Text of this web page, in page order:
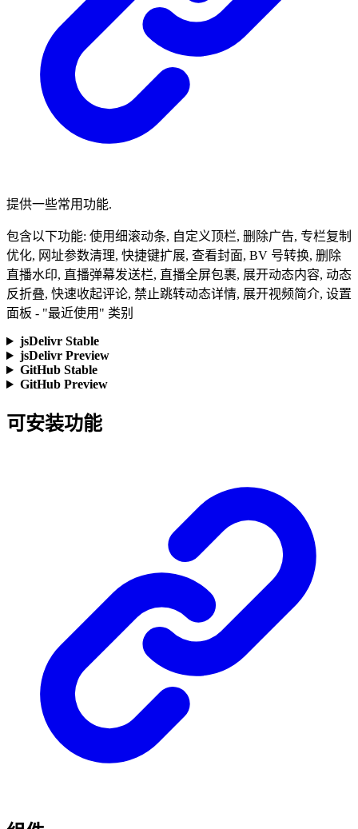
提供一些常用功能.
包含以下功能: 使用细滚动条, 自定义顶栏, 删除广告, 专栏复制
优化, 网址参数清理, 快捷键扩展, 查看封面, BV 号转换, 删除
直播水印, 直播弹幕发送栏, 直播全屏包裹, 展开动态内容, 动态
反折叠, 快速收起评论, 禁止跳转动态详情, 展开视频简介, 设置
面板 - "最近使用" 类别
jsDelivr Stable
jsDelivr Preview
GitHub Stable
GitHub Preview
可安装功能